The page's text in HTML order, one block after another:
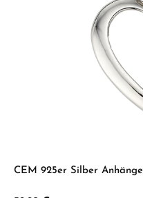
CEM 925er Silber